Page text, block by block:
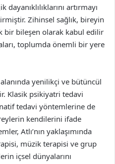
artırmayı
Zihinsel sağlık, bireyin
bir bileşen olarak kabul edilir
toplumda önemli bir yere
alanında yenilikçi ve bütüncül
Klasik psikiyatri tedavi
tedavi yöntemlerine de
kendilerini ifade
Atlı’nın yaklaşımında
müzik terapisi ve grup
içsel dünyalarını